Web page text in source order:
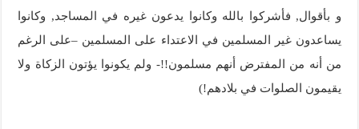
و بأقوال, فأشركوا بالله وكانوا يدعون غيره في المساجد, وكانوا
يساعدون غير المسلمين في الاعتداء على المسلمين –على الرغم
من أنه من المفترض أنهم مسلمون!!- ولم يكونوا يؤتون الزكاة ولا
يقيمون الصلوات في بلادهم!)